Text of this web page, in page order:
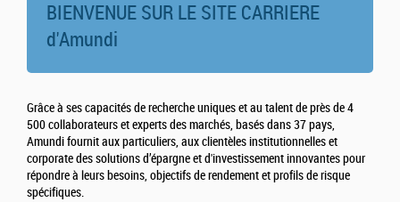
BIENVENUE SUR LE SITE CARRIERE
d'Amundi
Grâce à ses capacités de recherche uniques et au talent de près de 4
500 collaborateurs et experts des marchés, basés dans 37 pays,
Amundi fournit aux particuliers, aux clientèles institutionnelles et
corporate des solutions d’épargne et d'investissement innovantes pour
répondre à leurs besoins, objectifs de rendement et profils de risque
spécifiques.